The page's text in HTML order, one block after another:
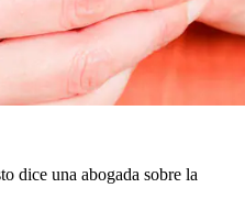
dice una abogada sobre la